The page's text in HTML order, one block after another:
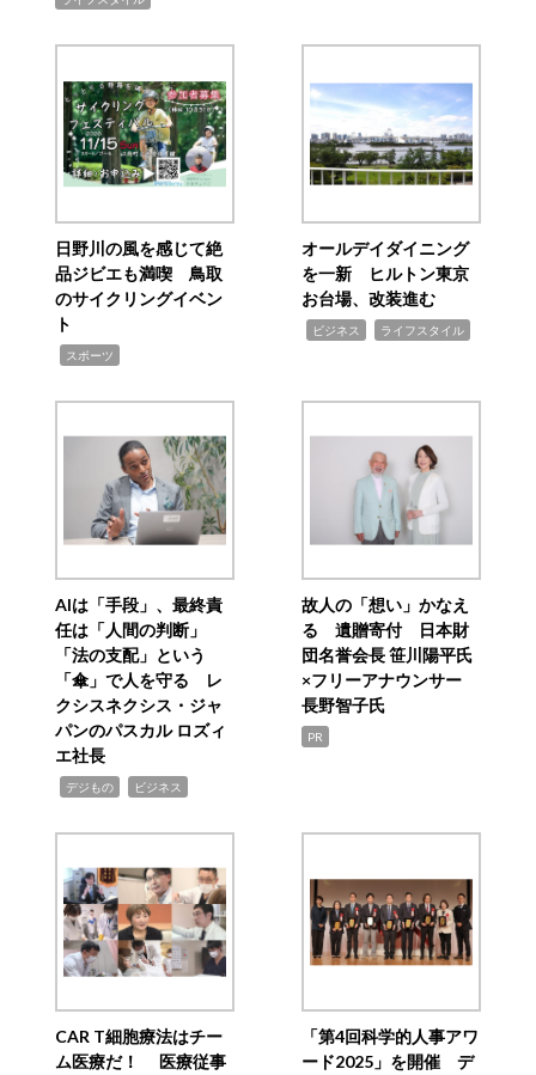
日野川の風を感じて絶
品ジビエも満喫 鳥取
のサイクリングイベン
ト
スポーツ
オールデイダイニング
を一新 ヒルトン東京
お台場、改装進む
ビジネス ライフスタイル
AIは「手段」、最終責
任は「人間の判断」
「法の支配」という
「傘」で人を守る レ
クシスネクシス・ジャ
パンのパスカル ロズィ
エ社長
デジもの ビジネス
故人の「想い」かなえ
る 遺贈寄付 日本財
団名誉会長 笹川陽平氏
×フリーアナウンサー
長野智子氏
PR
CAR T細胞療法はチー
ム医療だ！ 医療従事
「第4回科学的人事アワ
ード2025」を開催 デ